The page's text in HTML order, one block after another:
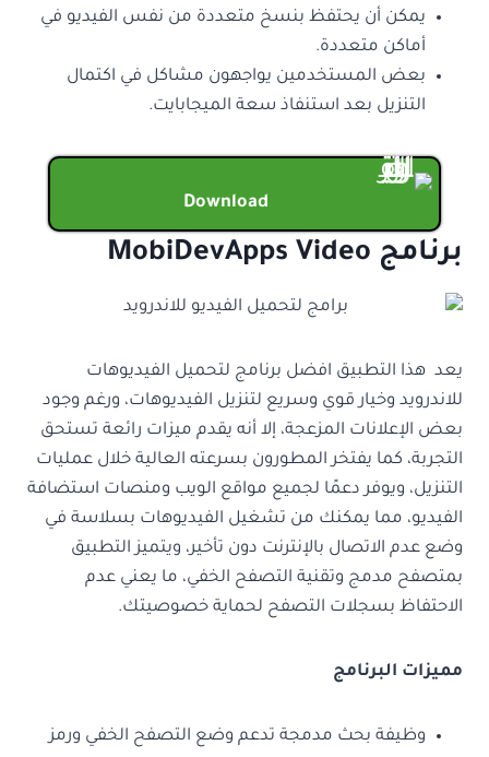
يمكن أن يحتفظ بنسخ متعددة من نفس الفيديو في
أماكن متعددة.
بعض المستخدمين يواجهون مشاكل في اكتمال
التنزيل بعد استنفاذ سعة الميجابايت.
Download
برنامج MobiDevApps Video
يعد هذا التطبيق افضل برنامج لتحميل الفيديوهات
للاندرويد وخيار قوي وسريع لتنزيل الفيديوهات، ورغم وجود
بعض الإعلانات المزعجة، إلا أنه يقدم ميزات رائعة تستحق
التجربة، كما يفتخر المطورون بسرعته العالية خلال عمليات
التنزيل، ويوفر دعمًا لجميع مواقع الويب ومنصات استضافة
الفيديو، مما يمكنك من تشغيل الفيديوهات بسلاسة في
وضع عدم الاتصال بالإنترنت دون تأخير، ويتميز التطبيق
بمتصفح مدمج وتقنية التصفح الخفي، ما يعني عدم
الاحتفاظ بسجلات التصفح لحماية خصوصيتك.
مميزات البرنامج
وظيفة بحث مدمجة تدعم وضع التصفح الخفي ورمز